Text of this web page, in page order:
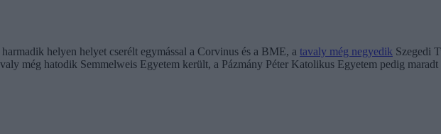
helyen helyet cserélt egymással a Corvinus és a BME, a tavaly még negyedik Szegedi
még hatodik Semmelweis Egyetem került, a Pázmány Péter Katolikus Egyetem pedig